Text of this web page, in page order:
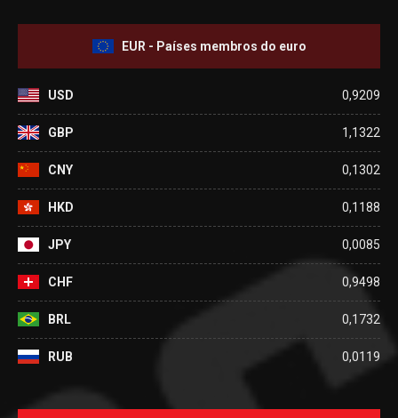
EUR - Países membros do euro
USD 0,9209
GBP 1,1322
CNY 0,1302
HKD 0,1188
JPY 0,0085
CHF 0,9498
BRL 0,1732
RUB 0,0119